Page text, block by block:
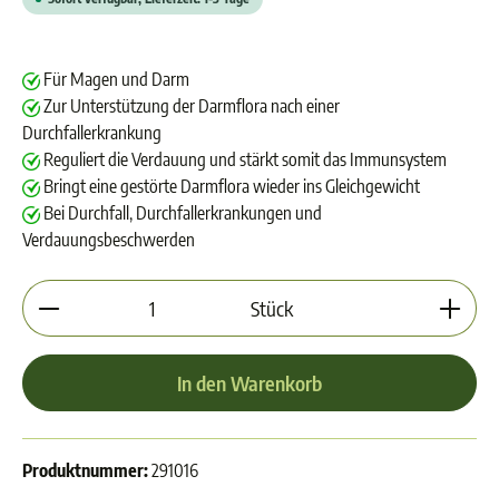
Für Magen und Darm
Zur Unterstützung der Darmflora nach einer
Durchfallerkrankung
Reguliert die Verdauung und stärkt somit das Immunsystem
Bringt eine gestörte Darmflora wieder ins Gleichgewicht
Bei Durchfall, Durchfallerkrankungen und
Verdauungsbeschwerden
Produkt Anzahl: Gib den gewünschten Wert ein
Stück
In den Warenkorb
Produktnummer:291016